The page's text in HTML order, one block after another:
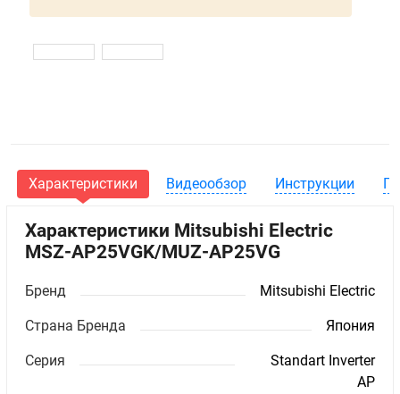
Характеристики Видеообзор Инструкции
Характеристики Mitsubishi Electric
MSZ-AP25VGK/MUZ-AP25VG
Бренд Mitsubishi Electric
Страна Бренда Япония
Серия
Standart Inverter
AP